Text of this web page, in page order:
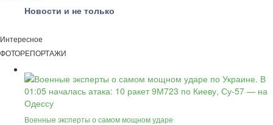
Новости и не только
Интересное
ФОТОРЕПОРТАЖИ
Военные эксперты о самом мощном ударе